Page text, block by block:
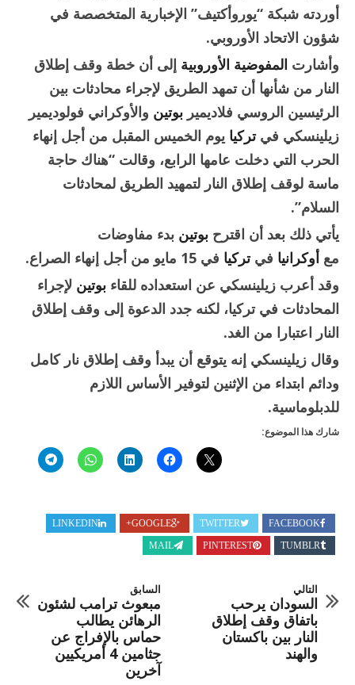
أوردته شبكة “يوروأكتيف” الإخبارية المتخصصة في
شؤون الاتحاد الأوروبي.
وأشارتالمفوضية الأوروبيةإلى أن خطة وقف إطلاق
النار من شأنها أن تمهد الطريق لإجراء محادثات بين
الرئيسين الروسي فلاديميربوتينوالأوكراني فولوديمير
زيلينسكي فيتركيايوم الخميس المقبل من أجل إنهاء
الحرب التي دخلت عامها الرابع، وقالت “هناك حاجة
ماسة لوقف إطلاق النار لتمهيد الطريق لمحادثات
السلام”.
يأتي ذلك بعد أن اقترحبوتينبدء مفاوضات
معأوكرانيافيتركيافي 15 مايو من أجل إنهاء الصراع.
وقد أعرب زيلينسكي عن استعداده للقاءبوتينلإجراء
المحادثات في تركيا، لكنه جدد الدعوة إلى وقف إطلاق
النار اعتبارا من الغد.
وقال زيلينسكي إنه يتوقع أن يبدأ وقف إطلاق نار كامل
ودائم ابتداء من الإثنين لتوفير الأساس اللازم
للدبلوماسية.
شارك هذا الموضوع:
FACEBOOK
TWITTER
GOOGLE+
LINKEDIN
TUMBLR
PINTEREST
MAIL
السابق
مبعوث ترامب لشئون
الرهائن يطالب
حماس بالإفراج عن
جثامين 4 أمريكيين
آخرين
التالي
السودان يرحب
باتفاق وقف إطلاق
النار بين باكستان
والهند